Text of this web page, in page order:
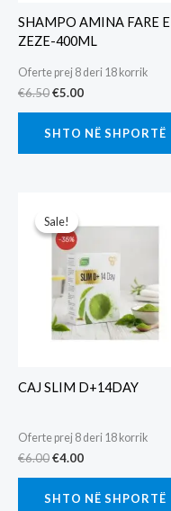
SHAMPO AMINA FARE E
ZEZE-400ML
Oferte prej 8 deri 18 korrik
€6.50Original
€6.50.
€5.00Current
€5.00.
SHTO NË SHPORTË
Sale!
Sale!
CAJ SLIM D+14DAY
Oferte prej 8 deri 18 korrik
€6.00Original
€6.00.
€4.00Current
€4.00.
SHTO NË SHPORTË